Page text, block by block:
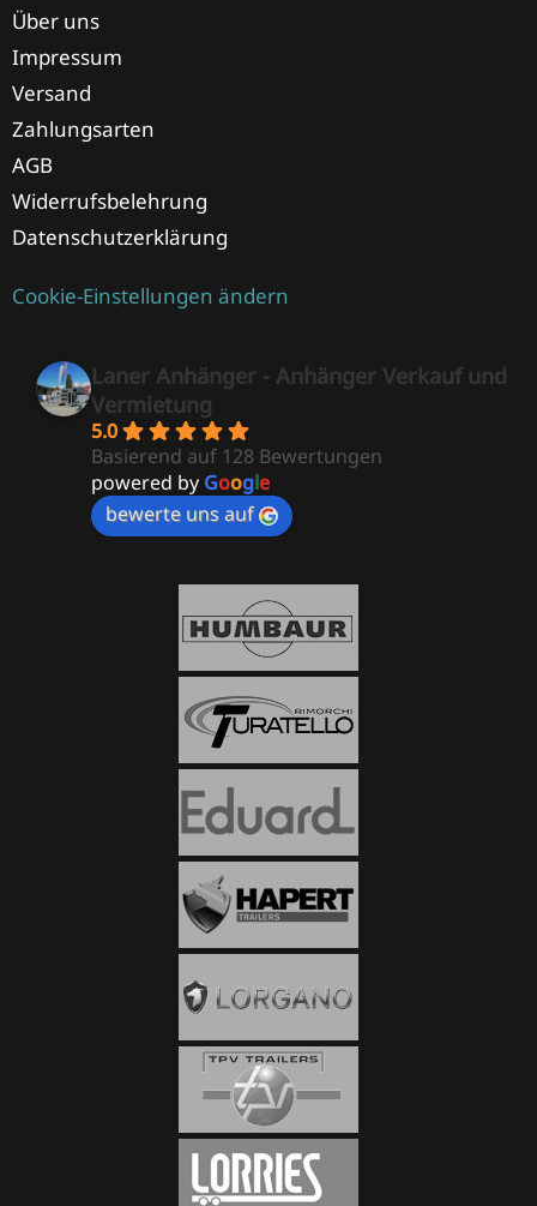
Über uns
Impressum
Versand
Zahlungsarten
AGB
Widerrufsbelehrung
Datenschutzerklärung
Cookie-Einstellungen ändern
Laner Anhänger - Anhänger Verkauf und
Vermietung
5.0
Basierend auf 128 Bewertungen
powered by Google
bewerte uns auf